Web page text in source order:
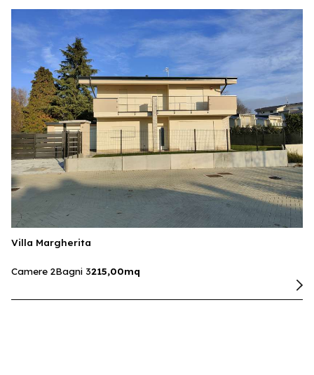
Villa Margherita
Camere 2Bagni 3215,00mq